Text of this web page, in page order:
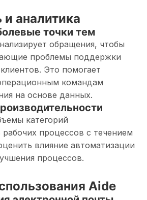
и аналитика
точки тем
обращения, чтобы
проблемы поддержки
Это помогает
командам
на основе данных.
категорий
процессов с течением
влияние автоматизации
процессов.
Aide